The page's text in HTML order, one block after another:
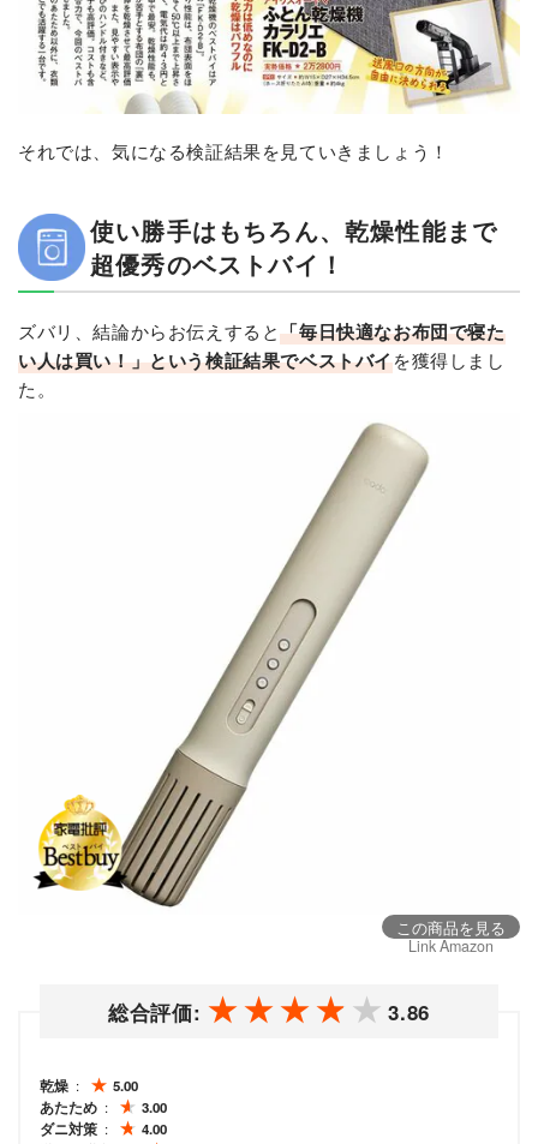
それでは、気になる検証結果を見ていきましょう！
使い勝手はもちろん、乾燥性能まで
超優秀のベストバイ！
ズバリ、結論からお伝えすると「毎日快適なお布団で寝た
い人は買い！」という検証結果でベストバイを獲得しまし
た。
この商品を見る
Link Amazon
総合評価: 3.86
乾燥
5.00
あたため
3.00
ダニ対策
4.00